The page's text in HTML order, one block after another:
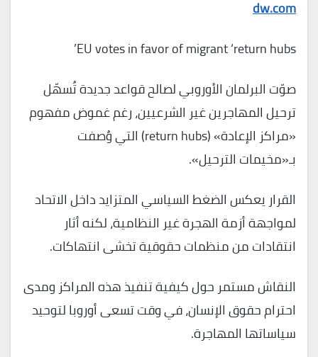
dw.com
EU votes in favor of migrant ‘return hubs’
صوّت البرلمان الأوروبي لصالح قواعد جديدة تُسهّل
ترحيل المهاجرين غير الشرعيين، رغم غموض مفهوم
«مراكز الإعادة» (return hubs) التي وُصفت
بـ«مخيمات الترحيل».
القرار يعكس الضغط السياسي المتزايد داخل الاتحاد
لمواجهة أزمة الهجرة غير النظامية، لكنه أثار
انتقادات من منظمات حقوقية تخشى انتهاكات.
النقاش مستمر حول كيفية تنفيذ هذه المراكز ومدى
احترام حقوق الإنسان، في وقت تسعى أوروبا لتوحيد
سياساتها المهاجرة.